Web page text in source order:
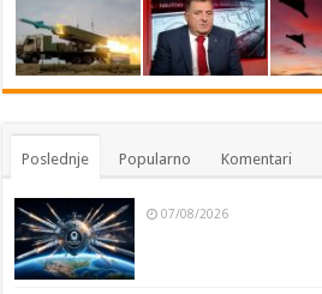
Poslednje Popularno Komentari
07/08/2026